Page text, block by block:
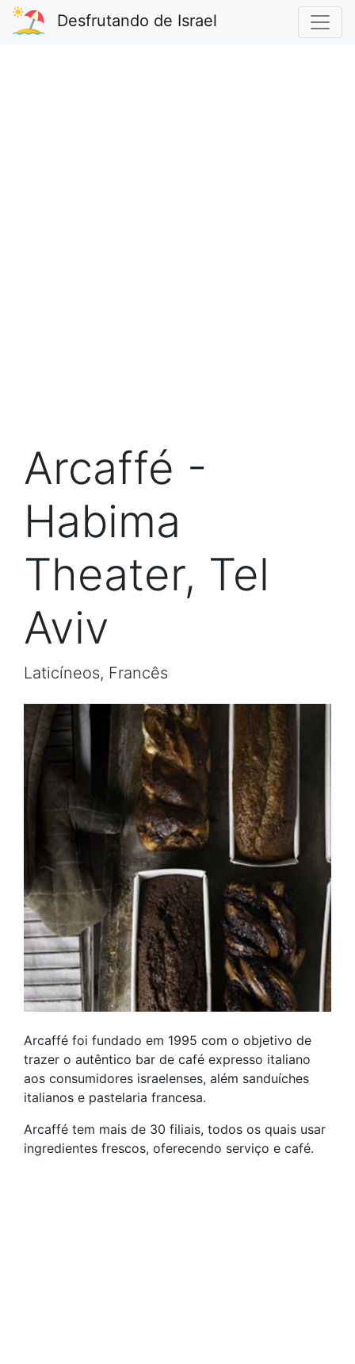
Desfrutando de Israel
Arcaffé -
Habima
Theater, Tel
Aviv
Laticíneos, Francês
Arcaffé foi fundado em 1995 com o objetivo de
trazer o autêntico bar de café expresso italiano
aos consumidores israelenses, além sanduíches
italianos e pastelaria francesa.
Arcaffé tem mais de 30 filiais, todos os quais usar
ingredientes frescos, oferecendo serviço e café.